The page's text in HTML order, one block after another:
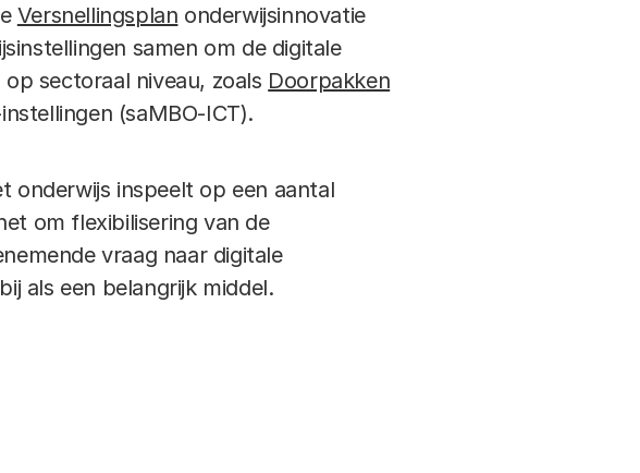
Versnellingsplan onderwijsinnovatie
samen om de digitale
sectoraal niveau, zoals Doorpakken
(saMBO-ICT).
onderwijs inspeelt op een aantal
om flexibilisering van de
vraag naar digitale
als een belangrijk middel.